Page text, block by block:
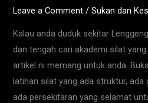
Leave a Comment /Sukan dan
Kalau anda duduk sekitar
dan tengah cari akademi silat
artikel ni memang untuk anda.
latihan silat yang ada struktur, ada
ada persekitaran yang selamat
Hills